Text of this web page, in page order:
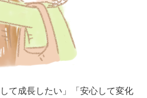
て成長したい」「安心して変化